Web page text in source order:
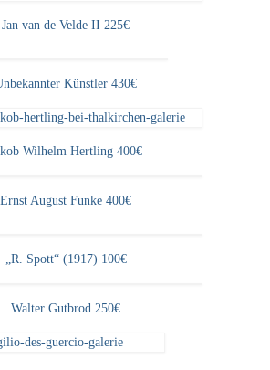
Künstler
Künstler
Künstler
Realismus
Jan van de Velde II 225€
Künstler 430€
Wilhelm Hertling 400€
Ernst August Funke 400€
„R. Spott“ (1917) 100€
Walter Gutbrod 250€